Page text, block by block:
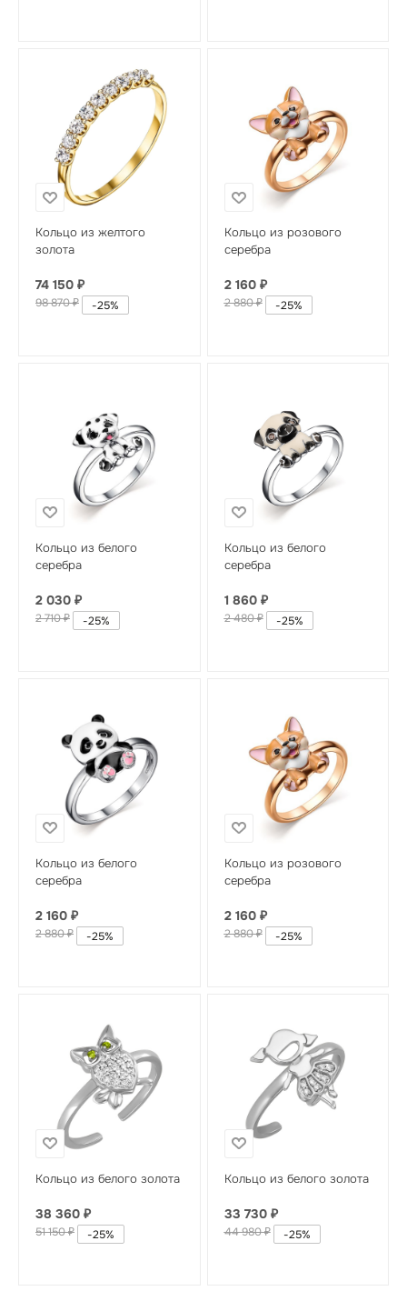
Кольцо из желтого
золота
74 150 ₽
98 870₽ -25%
Кольцо из розового
серебра
2 160₽
2 880₽ -25%
Кольцо из белого
серебра
2 030 ₽
2 710₽ -25%
Кольцо из белого
серебра
1 860₽
2 480₽ -25%
Кольцо из белого
серебра
2 160 ₽
2 880₽ -25%
Кольцо из розового
серебра
2 160₽
2 880₽ -25%
Кольцо из белого золота
38 360 ₽
51 150₽ -25%
Кольцо из белого золота
33 730₽
44 980₽ -25%